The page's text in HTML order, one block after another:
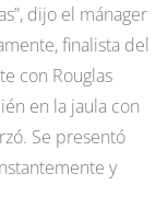
dijo el mánager
finalista del
con Rouglas
en la jaula con
Se presentó
y